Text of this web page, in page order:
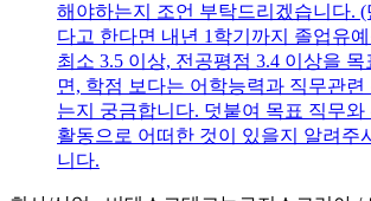
해야하는지 조언 부탁드리겠습니다. (
다고 한다면 내년 1학기까지 졸업유
최소 3.5 이상, 전공평점 3.4 이상을 목
면, 학점 보다는 어학능력과 직무관
는지 궁금합니다. 덧붙여 목표 직무와
활동으로 어떠한 것이 있을지 알려주
니다.